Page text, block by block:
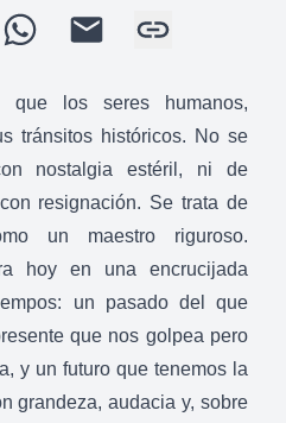
los seres humanos,
tránsitos históricos. No se
nostalgia estéril, ni de
resignación. Se trata de
un maestro riguroso.
hoy en una encrucijada
un pasado del que
que nos golpea pero
y un futuro que tenemos la
grandeza, audacia y, sobre